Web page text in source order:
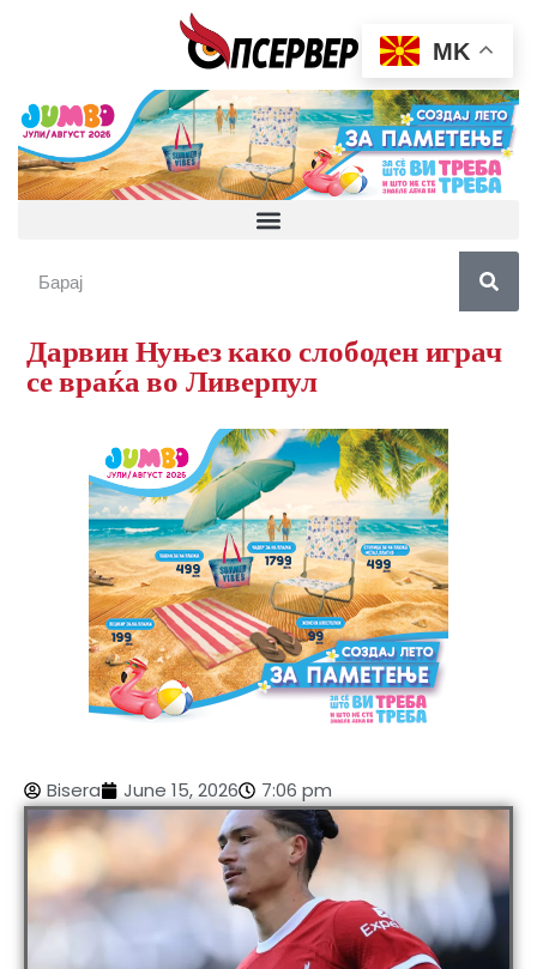
Дарвин Нуњез како слободен играч
се враќа во Ливерпул
Bisera June 15, 2026 7:06 pm
MK